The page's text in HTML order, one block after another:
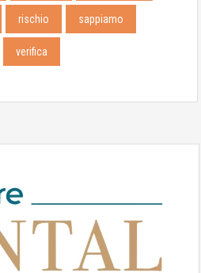
rischio sappiamo
verifica